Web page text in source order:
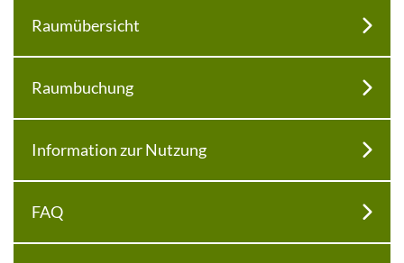
Raumübersicht
Raumbuchung
Information zur Nutzung
FAQ